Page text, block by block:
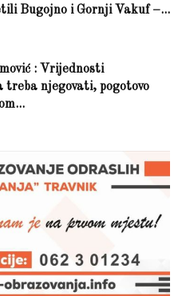
Bugojno i Gornji Vakuf –...
: Vrijednosti
treba njegovati, pogotovo